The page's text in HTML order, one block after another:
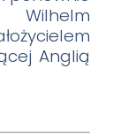
Anglią